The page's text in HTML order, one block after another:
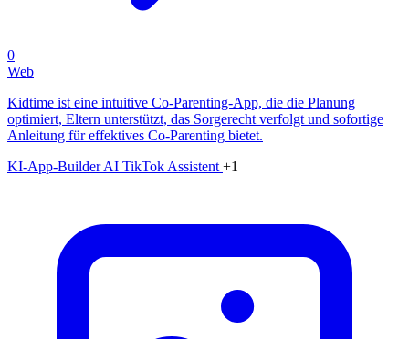
0
Web
Kidtime ist eine intuitive Co-Parenting-App, die die Planung
optimiert, Eltern unterstützt, das Sorgerecht verfolgt und sofortige
Anleitung für effektives Co-Parenting bietet.
KI-App-BuilderAI TikTok Assistent +1